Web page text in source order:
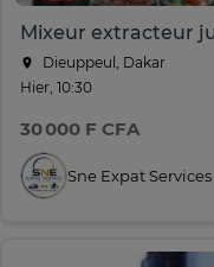
Mixeur extracteur
Dieuppeul, Dakar
Hier, 10:30
30 000 F CFA
Sne Expat Services